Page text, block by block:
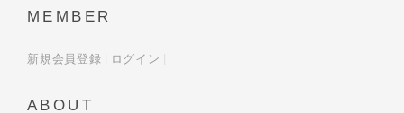
MEMBER
新規会員登録 ログイン
ABOUT